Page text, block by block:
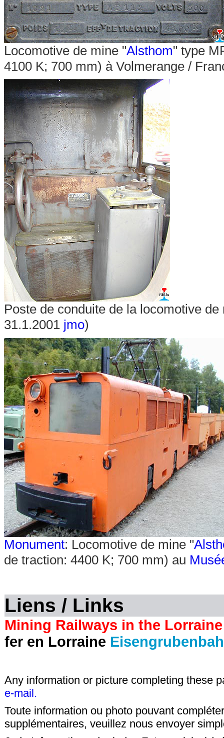
Locomotive de mine "Alsthom" type
4100 K; 700 mm) à Volmerange /
Poste de conduite de la locomotive de
31.1.2001 jmo)
Monument: Locomotive de mine "
de traction: 4400 K; 700 mm) au
Liens / Links
Mining Railways in the
fer en Lorraine
Any information or picture completing these
e-mail.
Toute information ou photo pouvant
supplémentaires, veuillez nous envoyer